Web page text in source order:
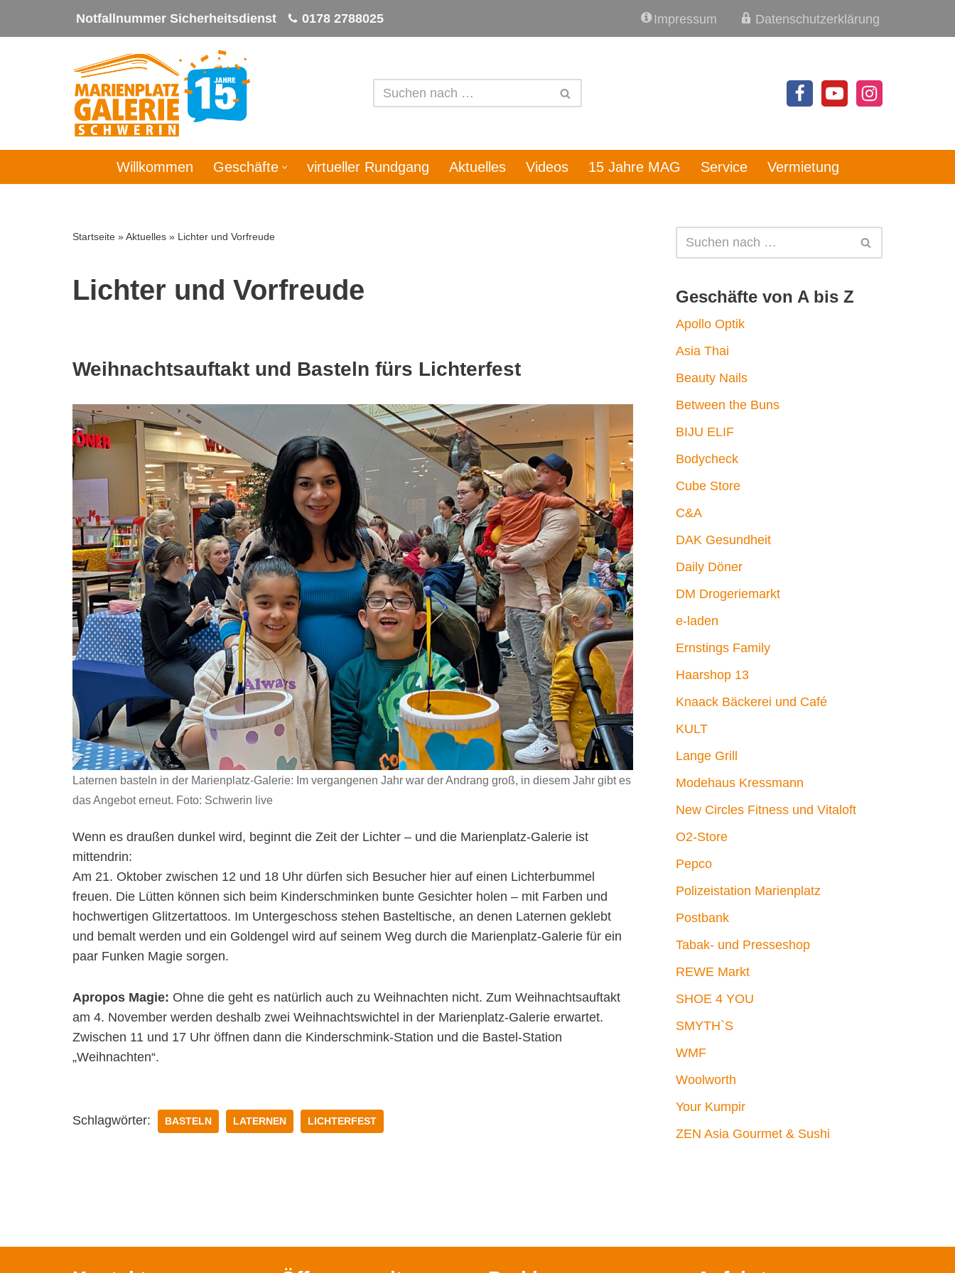
Zum
Notfallnummer Sicherheitsdienst 0178 2788025 Impressum Datenschutzerklärung
Willkommen Geschäfte virtueller Rundgang Aktuelles Videos 15 Jahre MAG Service Vermietung
Startseite »Aktuelles » Lichter und Vorfreude
Lichter und Vorfreude
Weihnachtsauftakt und Basteln fürs Lichterfest
Laternen basteln in der Marienplatz-Galerie: Im vergangenen Jahr war der Andrang groß, in diesem Jahr gibt es
das Angebot erneut. Foto: Schwerin live
Wenn es draußen dunkel wird, beginnt die Zeit der Lichter – und die Marienplatz-Galerie ist
mittendrin:
Am 21. Oktober zwischen 12 und 18 Uhr dürfen sich Besucher hier auf einen Lichterbummel
freuen. Die Lütten können sich beim Kinderschminken bunte Gesichter holen – mit Farben und
hochwertigen Glitzertattoos. Im Untergeschoss stehen Basteltische, an denen Laternen geklebt
und bemalt werden und ein Goldengel wird auf seinem Weg durch die Marienplatz-Galerie für ein
paar Funken Magie sorgen.
Apropos Magie: Ohne die geht es natürlich auch zu Weihnachten nicht. Zum Weihnachtsauftakt
am 4. November werden deshalb zwei Weihnachtswichtel in der Marienplatz-Galerie erwartet.
Zwischen 11 und 17 Uhr öffnen dann die Kinderschmink-Station und die Bastel-Station
„Weihnachten“.
Schlagwörter: BASTELN LATERNEN LICHTERFEST
Geschäfte von A bis Z
Apollo Optik
Asia Thai
Beauty Nails
Between the Buns
BIJU ELIF
Bodycheck
Cube Store
C&A
DAK Gesundheit
Daily Döner
DM Drogeriemarkt
e-laden
Ernstings Family
Haarshop 13
Knaack Bäckerei und Café
KULT
Lange Grill
Modehaus Kressmann
New Circles Fitness und Vitaloft
O2-Store
Pepco
Polizeistation Marienplatz
Postbank
Tabak- und Presseshop
REWE Markt
SHOE 4 YOU
SMYTH`S
WMF
Woolworth
Your Kumpir
ZEN Asia Gourmet & Sushi